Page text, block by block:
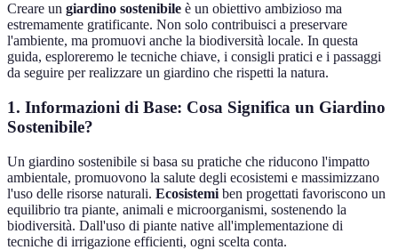
Creare un giardino sostenibile è un obiettivo ambizioso ma
estremamente gratificante. Non solo contribuisci a preservare
l'ambiente, ma promuovi anche la biodiversità locale. In questa
guida, esploreremo le tecniche chiave, i consigli pratici e i passaggi
da seguire per realizzare un giardino che rispetti la natura.
1. Informazioni di Base: Cosa Significa un Giardino
Sostenibile?
Un giardino sostenibile si basa su pratiche che riducono l'impatto
ambientale, promuovono la salute degli ecosistemi e massimizzano
l'uso delle risorse naturali. Ecosistemi ben progettati favoriscono un
equilibrio tra piante, animali e microorganismi, sostenendo la
biodiversità. Dall'uso di piante native all'implementazione di
tecniche di irrigazione efficienti, ogni scelta conta.